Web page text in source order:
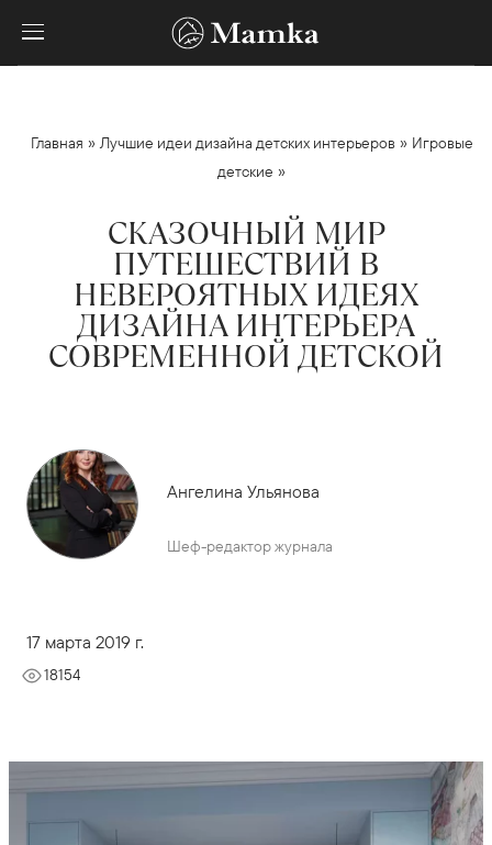
Главная »Лучшие идеи дизайна детских интерьеров » Игровые
детские »
СКАЗОЧНЫЙ МИР
ПУТЕШЕСТВИЙ В
НЕВЕРОЯТНЫХ ИДЕЯХ
ДИЗАЙНА ИНТЕРЬЕРА
СОВРЕМЕННОЙ ДЕТСКОЙ
Ангелина Ульянова
Шеф-редактор журнала
17 марта 2019 г.
18154